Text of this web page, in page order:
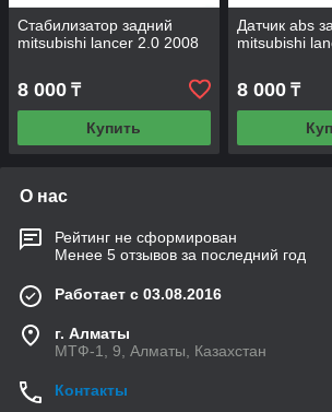
Стабилизатор задний
mitsubishi lancer 2.0 2008
8 000 ₸
Купить
Датчик abs
mitsubishi
8 000₸
О нас
Рейтинг не сформирован
Менее 5 отзывов за последний год
Работает с 03.08.2016
г. Алматы
МТФ-1, 9, Алматы, Казахстан
Контакты